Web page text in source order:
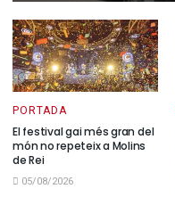
PORTADA
El festival gai més gran del
món no repeteix a Molins
de Rei
05/08/2026